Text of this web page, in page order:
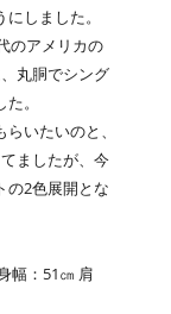
しました。
のアメリカの
丸胴でシング
。
いたいのと、
ましたが、今
の2色展開とな
幅：51㎝ 肩